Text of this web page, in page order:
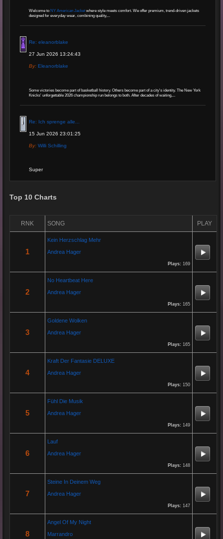
Welcome to NY American Jacket where style meets comfort. We offer premium, trend-driven jackets
designed for everyday wear, combining quality,...
Re: eleanorblake
27 Jun 2026 13:24:43
By: Eleanorblake
Some victories become part of basketball history. Others become part of a city's identity. The New York
Knicks' unforgettable 2026 championship run belongs to both. After decades of waiting,...
Re: Ich sprenge alle...
15 Jun 2026 23:01:25
By: Willi Schilling
Super
Re: Grow Instagram
(Offsite URL Removed)
29 Jan 2026 20:10:50
By: Gaelroy101
engagement tools, and promotion strategies. Ideal for users focused on
Jeanette hilft zwei wenig erfolgreichen Cowboys, die Arbeiten am Zaun und das Schürfen von Gold mit
https://www.youtube.com/watch?v=JBTJYD0DsPw
VÖ: 25.04.2025
Top 10 Charts
RNK SONG PLAY
1
Kein Herzschlag Mehr
Andrea Hager
Plays: 169
2
No Heartbeat Here
Andrea Hager
Plays: 165
3
Goldene Wolken
Andrea Hager
Plays: 165
4
Kraft Der Fantasie DELUXE
Andrea Hager
Plays: 150
5
Fühl Die Musik
Andrea Hager
Plays: 149
6
Lauf
Andrea Hager
Plays: 148
7
Steine In Deinem Weg
Andrea Hager
Plays: 147
8
Angel Of My Night
Marrandro